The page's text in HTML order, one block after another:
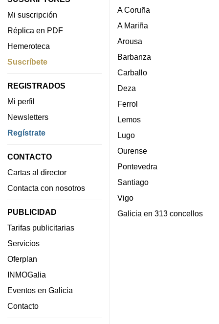
Mi suscripción
Réplica en PDF
Hemeroteca
Suscríbete
REGISTRADOS
Mi perfil
Newsletters
Regístrate
CONTACTO
Cartas al director
Contacta con nosotros
PUBLICIDAD
Tarifas publicitarias
Servicios
Oferplan
INMOGalia
Eventos en Galicia
Contacto
A Coruña
A Mariña
Arousa
Barbanza
Carballo
Deza
Ferrol
Lemos
Lugo
Ourense
Pontevedra
Santiago
Vigo
Galicia en 313 concellos